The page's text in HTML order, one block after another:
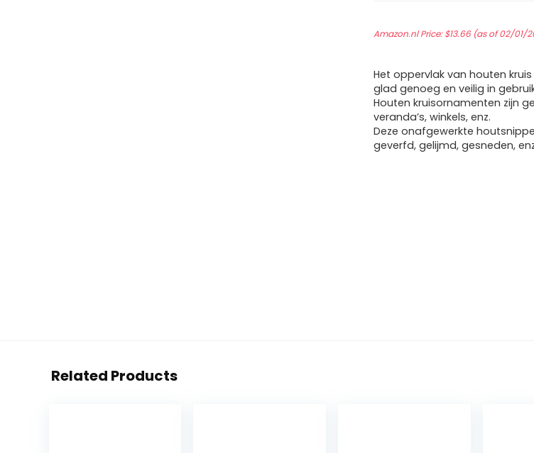
Amazon.nl Price:$13.66(as of 02/01/
Het oppervlak van houten
glad genoeg en veilig in
Houten kruisornamenten zijn
veranda’s, winkels, enz.
Deze onafgewerkte
geverfd, gelijmd, gesneden,
Related Products